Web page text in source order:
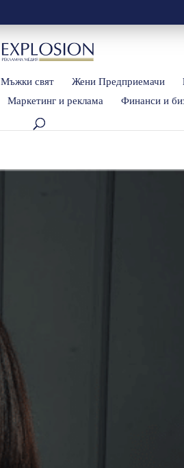
Мъжки свят Жени Предприемачи
Маркетинг и реклама Финанси и